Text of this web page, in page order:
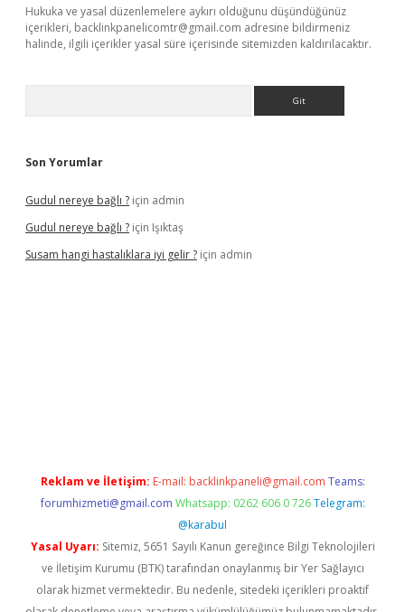
Hukuka ve yasal düzenlemelere aykırı olduğunu düşündüğünüz
içerikleri, backlinkpanelicomtr@gmail.com adresine bildirmeniz
halinde, ilgili içerikler yasal süre içerisinde sitemizden kaldırılacaktır.
Son Yorumlar
Gudul nereye bağlı ? için admin
Gudul nereye bağlı ? için Işıktaş
Susam hangi hastalıklara iyi gelir ? için admin
Reklam ve İletişim: E-mail: backlinkpaneli@gmail.com Teams:
forumhizmeti@gmail.com Whatsapp: 0262 606 0 726 Telegram:
@karabul
Yasal Uyarı: Sitemiz, 5651 Sayılı Kanun gereğince Bilgi Teknolojileri
ve İletişim Kurumu (BTK) tarafından onaylanmış bir Yer Sağlayıcı
olarak hizmet vermektedir. Bu nedenle, sitedeki içerikleri proaktif